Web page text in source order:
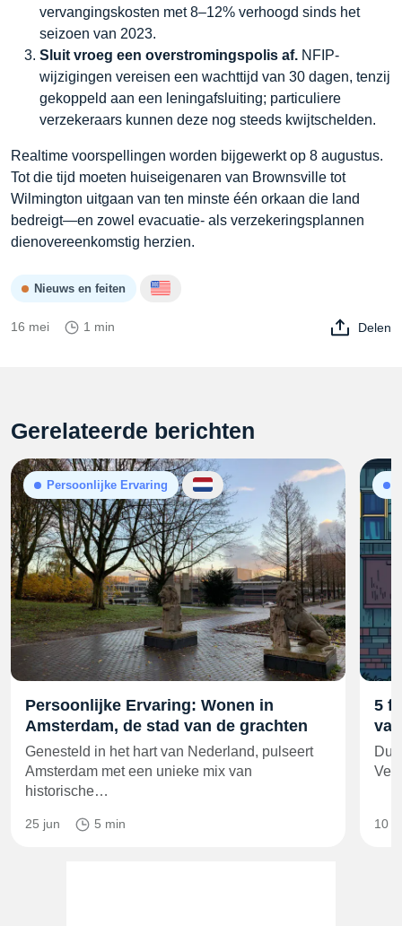
vervangingskosten met 8–12% verhoogd sinds het
seizoen van 2023.
Sluit vroeg een overstromingspolis af. NFIP-
wijzigingen vereisen een wachttijd van 30 dagen, tenzij
gekoppeld aan een leningafsluiting; particuliere
verzekeraars kunnen deze nog steeds kwijtschelden.
Realtime voorspellingen worden bijgewerkt op 8 augustus.
Tot die tijd moeten huiseigenaren van Brownsville tot
Wilmington uitgaan van ten minste één orkaan die land
bedreigt—en zowel evacuatie- als verzekeringsplannen
dienovereenkomstig herzien.
Nieuws en feiten
16 mei 1 min Delen
Gerelateerde berichten
Persoonlijke Ervaring
Persoonlijke Ervaring: Wonen in
Amsterdam, de stad van de grachten
Genesteld in het hart van Nederland, pulseert
Amsterdam met een unieke mix van
historische…
25 jun 5 min
5
10